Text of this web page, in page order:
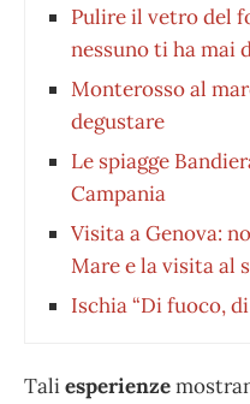
Pulire il vetro del
nessuno ti ha mai
Monterosso al
degustare
Le spiagge
Campania
Visita a Genova:
Mare e la visita al
Ischia “Di fuoco,
Taliesperienze